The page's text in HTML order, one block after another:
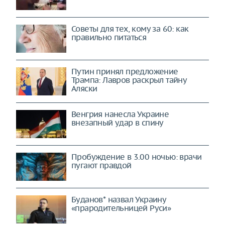
Советы для тех, кому за 60: как
правильно питаться
Путин принял предложение
Трампа: Лавров раскрыл тайну
Аляски
Венгрия нанесла Украине
внезапный удар в спину
Пробуждение в 3.00 ночью: врачи
пугают правдой
Буданов* назвал Украину
«прародительницей Руси»